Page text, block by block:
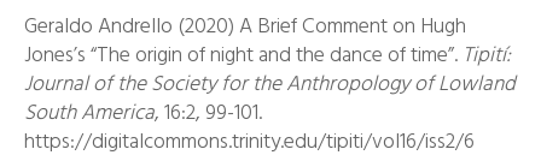
Geraldo Andrello (2020) A Brief Comment on Hugh
Jones’s “The origin of night and the dance of time”. Tipití:
Journal of the Society for the Anthropology of Lowland
South America, 16:2, 99-101.
https://digitalcommons.trinity.edu/tipiti/vol16/iss2/6